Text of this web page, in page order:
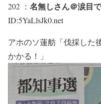
202 ： 名無しさん＠涙目で
ID:5YaLlsJk0.net
アホのソ蓮舫「伐採した
かかる！」